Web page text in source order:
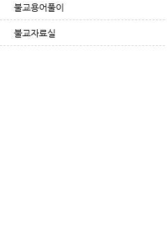
불교용어풀이
불교자료실